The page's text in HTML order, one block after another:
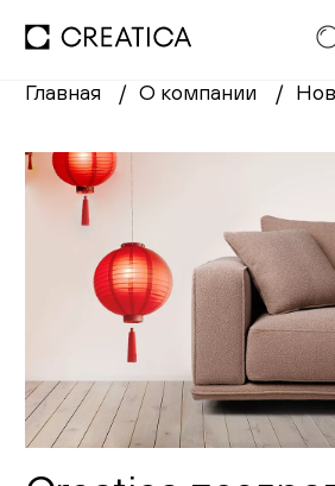
Заказать обратный звонок
Каталог
Диваны
Кровати
Главная О компании